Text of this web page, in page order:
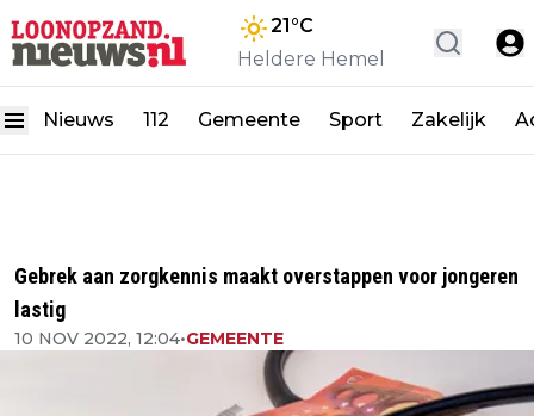
21°C
Heldere Hemel
Nieuws 112 Gemeente Sport Zakelijk
Gebrek aan zorgkennis maakt overstappen voor jongeren
lastig
10 NOV 2022, 12:04•GEMEENTE